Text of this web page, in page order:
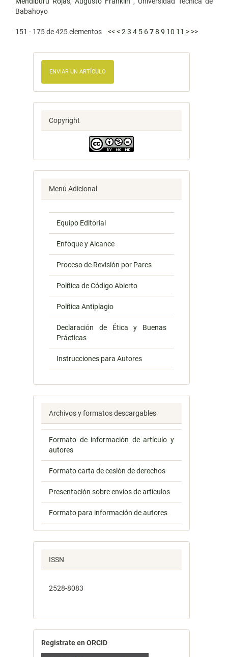
Babahoyo
151 - 175 de 425 elementos << < 2 3 4 5 678 9 10 11 > >>
ENVIAR UN ARTÍCULO
Copyright
Menú Adicional
Equipo Editorial
Enfoque y Alcance
Proceso de Revisión por Pares
Política de Código Abierto
Política Antiplagio
Declaración de Ética y Buenas
Prácticas
Instrucciones para Autores
Archivos y formatos descargables
Formato de información de artículo y
autores
Formato carta de cesión de derechos
Presentación sobre envíos de artículos
Formato para información de autores
ISSN
2528-8083
Registrate en ORCID